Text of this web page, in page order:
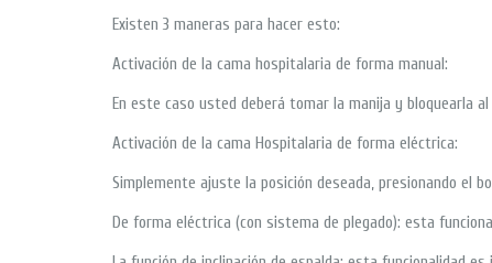
Existen 3 maneras para hacer esto:
Activación de la cama hospitalaria de forma manual:
En este caso usted deberá tomar la manija y bloquearla al
Activación de la cama Hospitalaria de forma eléctrica:
Simplemente ajuste la posición deseada, presionando el
De forma eléctrica (con sistema de plegado): esta